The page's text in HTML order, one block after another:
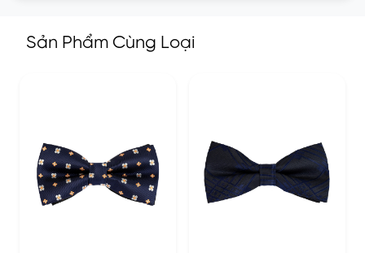
Sản Phẩm Cùng Loại